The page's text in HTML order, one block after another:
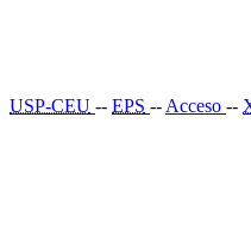
USP-CEU -- EPS -- Acceso --